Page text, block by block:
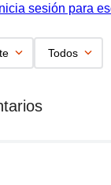
sesión para
Todos